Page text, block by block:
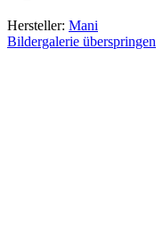
Hersteller: Mani
Bildergalerie überspringen